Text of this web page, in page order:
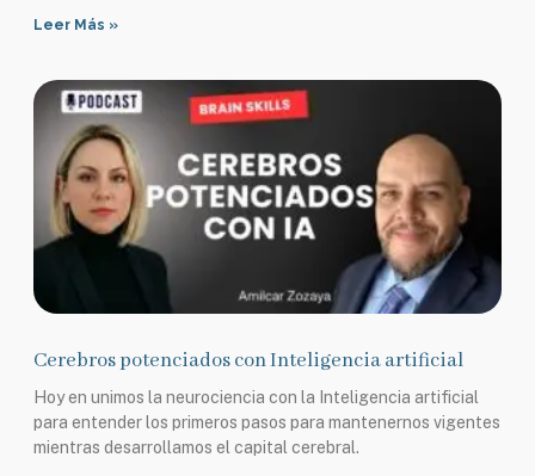
Leer Más »
Cerebros potenciados con Inteligencia artificial
Hoy en unimos la neurociencia con la Inteligencia artificial
para entender los primeros pasos para mantenernos vigentes
mientras desarrollamos el capital cerebral.